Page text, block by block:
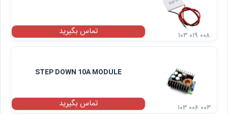
تماس بگیرید ۱۰۳ ۰۱۹ ۰۰۸
STEP DOWN 10A MODULE
تماس بگیرید ۱۰۳ ۰۰۶ ۰۰۳